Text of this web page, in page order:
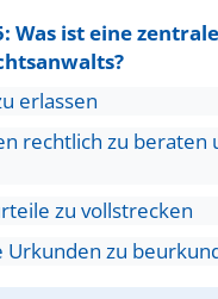
Was ist eine
erlassen
rechtlich zu beraten
zu vollstrecken
Urkunden zu